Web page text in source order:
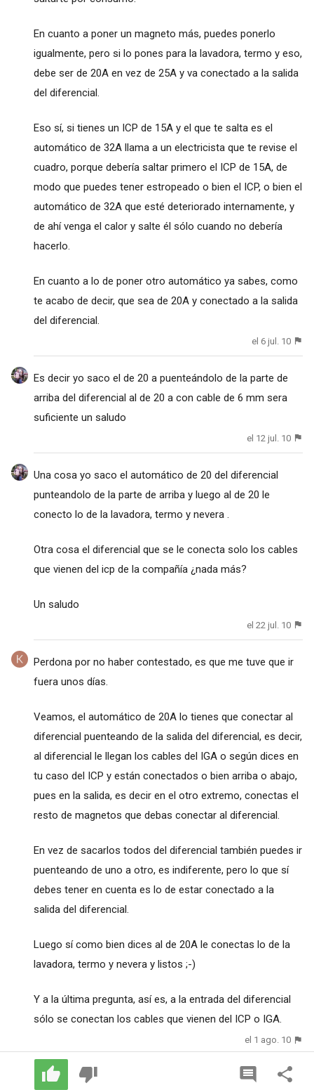
En cuanto a poner un magneto más, puedes ponerlo
igualmente, pero si lo pones para la lavadora, termo y eso,
debe ser de 20A en vez de 25A y va conectado a la salida
del diferencial.
Eso sí, si tienes un ICP de 15A y el que te salta es el
automático de 32A llama a un electricista que te revise el
cuadro, porque debería saltar primero el ICP de 15A, de
modo que puedes tener estropeado o bien el ICP, o bien el
automático de 32A que esté deteriorado internamente, y
de ahí venga el calor y salte él sólo cuando no debería
hacerlo.
En cuanto a lo de poner otro automático ya sabes, como
te acabo de decir, que sea de 20A y conectado a la salida
del diferencial.
el 6 jul. 10
Es decir yo saco el de 20 a puenteándolo de la parte de
arriba del diferencial al de 20 a con cable de 6 mm sera
suficiente un saludo
el 12 jul. 10
Una cosa yo saco el automático de 20 del diferencial
punteandolo de la parte de arriba y luego al de 20 le
conecto lo de la lavadora, termo y nevera .
Otra cosa el diferencial que se le conecta solo los cables
que vienen del icp de la compañía ¿nada más?
Un saludo
el 22 jul. 10
Perdona por no haber contestado, es que me tuve que ir
fuera unos días.
Veamos, el automático de 20A lo tienes que conectar al
diferencial puenteando de la salida del diferencial, es decir,
al diferencial le llegan los cables del IGA o según dices en
tu caso del ICP y están conectados o bien arriba o abajo,
pues en la salida, es decir en el otro extremo, conectas el
resto de magnetos que debas conectar al diferencial.
En vez de sacarlos todos del diferencial también puedes ir
puenteando de uno a otro, es indiferente, pero lo que sí
debes tener en cuenta es lo de estar conectado a la
salida del diferencial.
Luego sí como bien dices al de 20A le conectas lo de la
lavadora, termo y nevera y listos ;-)
Y a la última pregunta, así es, a la entrada del diferencial
sólo se conectan los cables que vienen del ICP o IGA.
el 1 ago. 10